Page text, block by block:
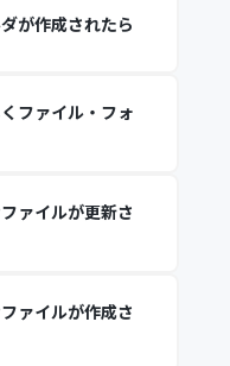
が作成されたら
ファイル・フォ
ァイルが更新さ
ァイルが作成さ